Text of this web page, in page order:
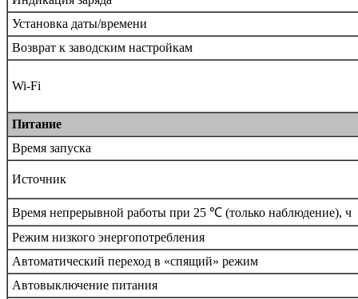
Установка даты/времени
Возврат к заводским настройкам
Wi-Fi
Питание
Время запуска
Источник
Время непрерывной работы при 25 ℃ (только наблюдение), ч
Режим низкого энергопотребления
Автоматический переход в «спящий» режим
Автовыключение питания